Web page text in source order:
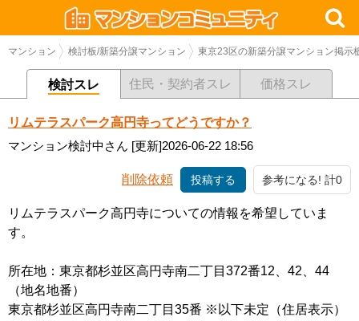
マンション 検討板/新築分譲マンション 東京23区の新築分譲マンション掲示
検討スレ 住民・契約者スレ 価格スレ
リムテラスパーク高円寺ってどうですか？
マンション検討中さん [更新]2026-06-22 18:56
削除依頼 投稿する 参考になる! 計0
リムテラスパーク高円寺についての情報を希望していま
す。
所在地：東京都杉並区高円寺南二丁目372番12、42、44
（地名地番）
東京都杉並区高円寺南二丁目35番 ※以下未定（住居表示）